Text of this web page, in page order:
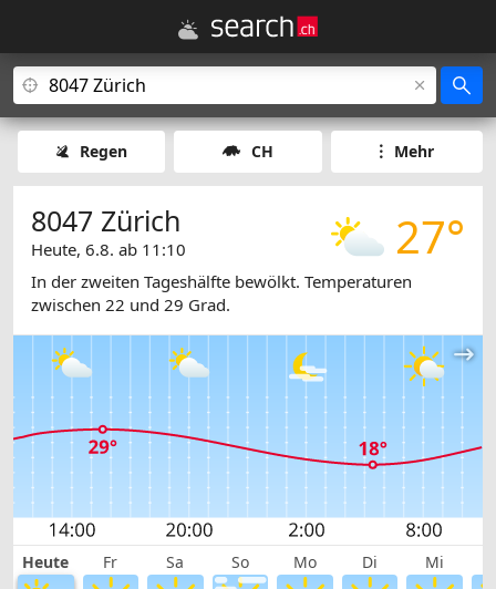
Regen CH Mehr
27°
8047 Zürich
Heute, 6.8. ab 11:10
In der zweiten Tageshälfte bewölkt. Temperaturen
zwischen 22 und 29 Grad.
Heute Fr Sa So Mo Di Mi